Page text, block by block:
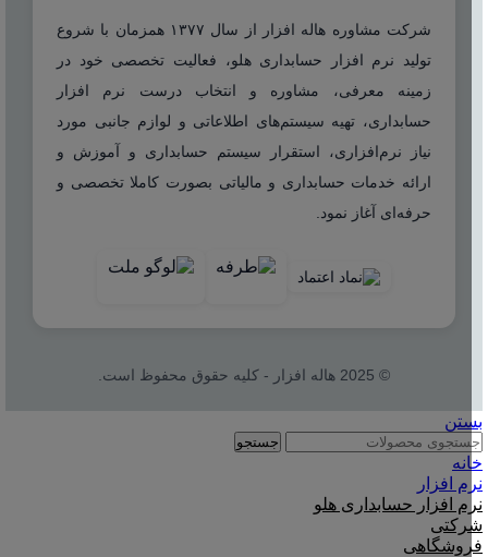
شرکت مشاوره هاله افزار از سال ۱۳۷۷ همزمان با شروع
تولید نرم افزار حسابداری هلو، فعالیت تخصصی خود در
زمینه معرفی، مشاوره و انتخاب درست نرم افزار
حسابداری، تهیه سیستم‌های اطلاعاتی و لوازم جانبی مورد
نیاز نرم‌افزاری، استقرار سیستم حسابداری و آموزش و
ارائه خدمات حسابداری و مالیاتی بصورت کاملا تخصصی و
حرفه‌ای آغاز نمود.
© 2025 هاله افزار - کلیه حقوق محفوظ است.
بستن
جستجو
خانه
نرم افزار
نرم افزار حسابداری هلو
شرکتی
فروشگاهی